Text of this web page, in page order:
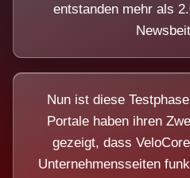
entstanden mehr als
Nun ist diese
Portale haben ihren
gezeigt, dass
Unternehmensseiten